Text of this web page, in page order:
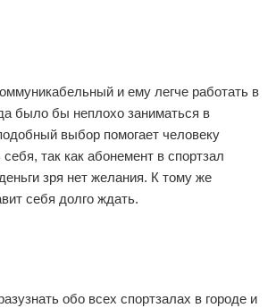
и ему легче работать в
было бы неплохо заниматься в
выбор помогает человеку
так как абонемент в спортзал
зря нет желания. К тому же
себя долго ждать.
обо всех спортзалах в городе и